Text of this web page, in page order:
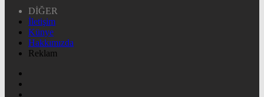
DİĞER
İletişim
Künye
Hakkımızda
Reklam